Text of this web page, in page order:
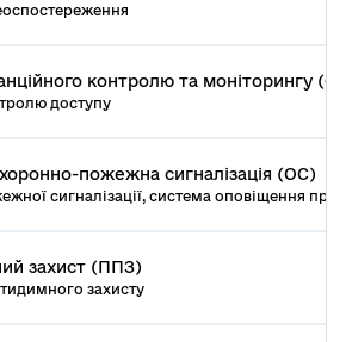
контролю та моніторингу
доступу
пожежна сигналізація (ОС)
сигналізації, система оповіщення
захист (ППЗ)
захисту